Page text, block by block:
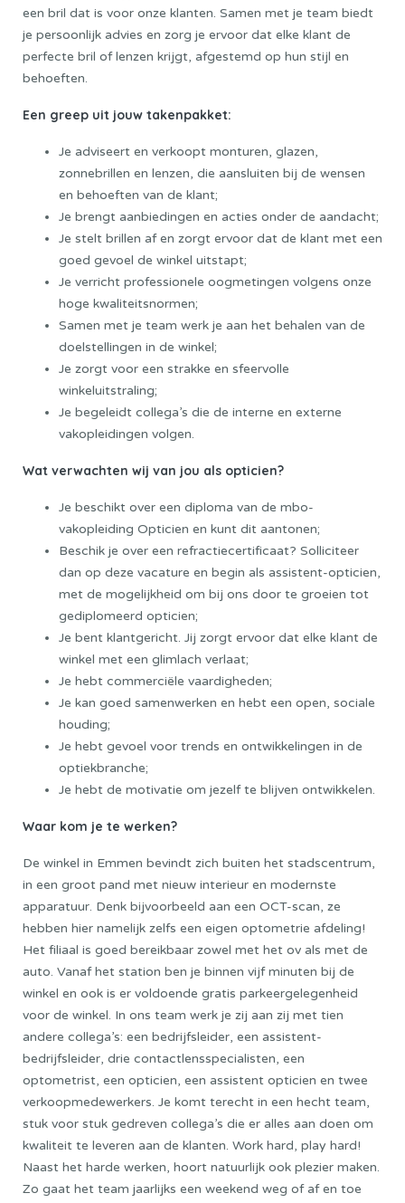
een bril dat is voor onze klanten. Samen met je team biedt
je persoonlijk advies en zorg je ervoor dat elke klant de
perfecte bril of lenzen krijgt, afgestemd op hun stijl en
behoeften.
Een greep uit jouw takenpakket:
Je adviseert en verkoopt monturen, glazen,
zonnebrillen en lenzen, die aansluiten bij de wensen
en behoeften van de klant;
Je brengt aanbiedingen en acties onder de aandacht;
Je stelt brillen af en zorgt ervoor dat de klant met een
goed gevoel de winkel uitstapt;
Je verricht professionele oogmetingen volgens onze
hoge kwaliteitsnormen;
Samen met je team werk je aan het behalen van de
doelstellingen in de winkel;
Je zorgt voor een strakke en sfeervolle
winkeluitstraling;
Je begeleidt collega’s die de interne en externe
vakopleidingen volgen.
Wat verwachten wij van jou als opticien?
Je beschikt over een diploma van de mbo-
vakopleiding Opticien en kunt dit aantonen;
Beschik je over een refractiecertificaat? Solliciteer
dan op deze vacature en begin als assistent-opticien,
met de mogelijkheid om bij ons door te groeien tot
gediplomeerd opticien;
Je bent klantgericht. Jij zorgt ervoor dat elke klant de
winkel met een glimlach verlaat;
Je hebt commerciële vaardigheden;
Je kan goed samenwerken en hebt een open, sociale
houding;
Je hebt gevoel voor trends en ontwikkelingen in de
optiekbranche;
Je hebt de motivatie om jezelf te blijven ontwikkelen.
Waar kom je te werken?
De winkel in Emmen bevindt zich buiten het stadscentrum,
in een groot pand met nieuw interieur en modernste
apparatuur. Denk bijvoorbeeld aan een OCT-scan, ze
hebben hier namelijk zelfs een eigen optometrie afdeling!
Het filiaal is goed bereikbaar zowel met het ov als met de
auto. Vanaf het station ben je binnen vijf minuten bij de
winkel en ook is er voldoende gratis parkeergelegenheid
voor de winkel. In ons team werk je zij aan zij met tien
andere collega’s: een bedrijfsleider, een assistent-
bedrijfsleider, drie contactlensspecialisten, een
optometrist, een opticien, een assistent opticien en twee
verkoopmedewerkers. Je komt terecht in een hecht team,
stuk voor stuk gedreven collega’s die er alles aan doen om
kwaliteit te leveren aan de klanten. Work hard, play hard!
Naast het harde werken, hoort natuurlijk ook plezier maken.
Zo gaat het team jaarlijks een weekend weg of af en toe